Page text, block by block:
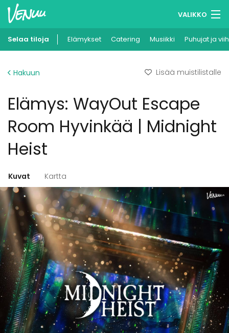
VALIKKO
Muistilistasi
Ilmoita kohteesi
Selaa tiloja Elämykset Catering Musiikki Puhujat ja
Hakuun Lisää muistilistalle
Elämys: WayOut Escape
Room Hyvinkää | Midnight
Heist
Kuvat Kartta